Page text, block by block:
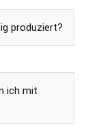
produziert?
ich mit